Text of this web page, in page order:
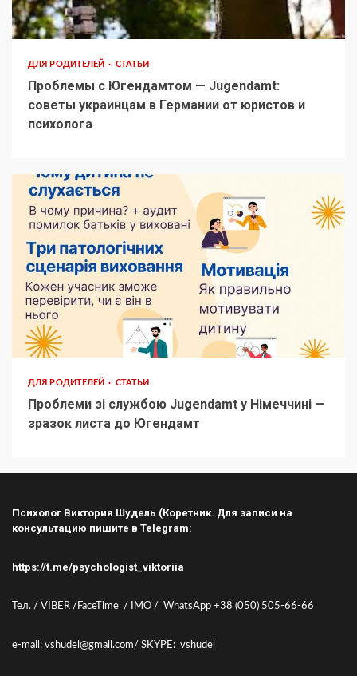
ДЛЯ РОДИТЕЛЕЙ СТАТЬИ
Проблемы с Югендамтом — Jugendamt:
советы украинцам в Германии от юристов и
психолога
ДЛЯ РОДИТЕЛЕЙ СТАТЬИ
Проблеми зі службою Jugendamt у Німеччині —
зразок листа до Югендамт
Психолог Виктория Шудель (Коретник. Для записи на
консультацию пишите в Telegram:
https://t.me/psychologist_viktoriia
Тел. / VIBER /FaceTime / IMO / WhatsApp +38 (050) 505-66-66
e-mail: vshudel@gmall.com/ SKYPE: vshudel